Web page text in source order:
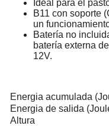
Ideal para el
B11 con soporte
un
Batería no
batería externa
12V.
Energia acumulada
Energia de salida
Altura